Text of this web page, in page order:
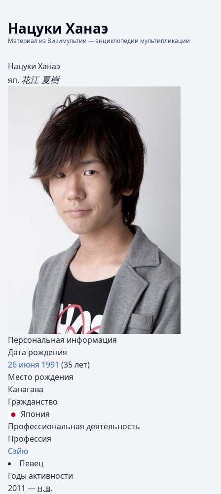
Нацуки Ханаэ
Материал из Викимультии — энциклопедии мультипликации
Нацуки Ханаэ
яп. 花江 夏樹
Персональная информация
Дата рождения
26 июня 1991 (35 лет)
Место рождения
Канагава
Гражданство
Япония
Профессиональная деятельность
Профессия
Сэйю
Певец
Годы активности
2011 — н. в.